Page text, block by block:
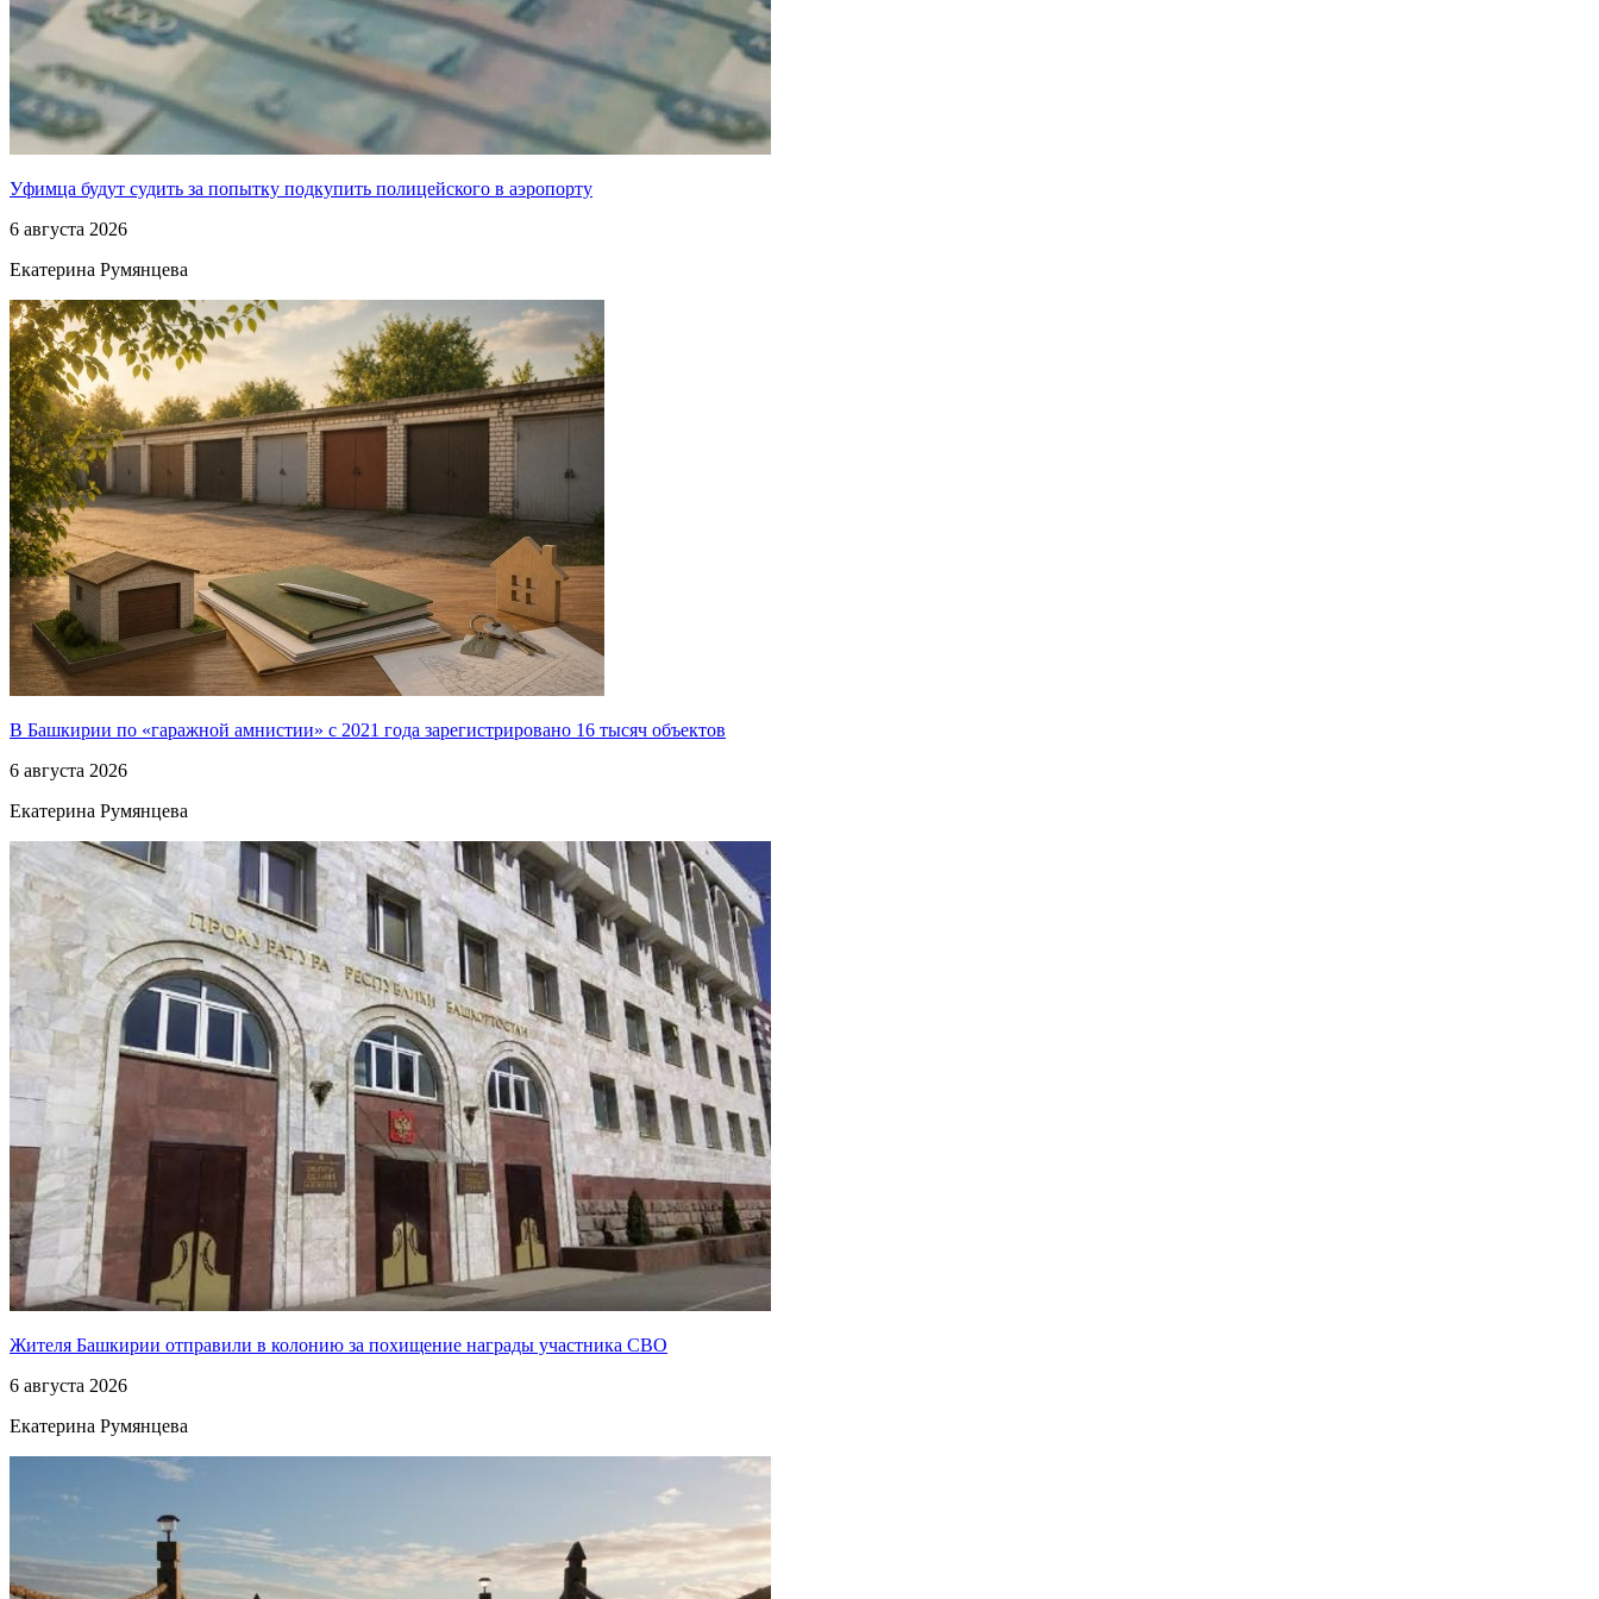
Уфимца будут судить за попытку подкупить полицейского в аэропорту
6 августа 2026
Екатерина Румянцева
В Башкирии по «гаражной амнистии» с 2021 года зарегистрировано 16 тысяч объектов
6 августа 2026
Екатерина Румянцева
Жителя Башкирии отправили в колонию за похищение награды участника СВО
6 августа 2026
Екатерина Румянцева